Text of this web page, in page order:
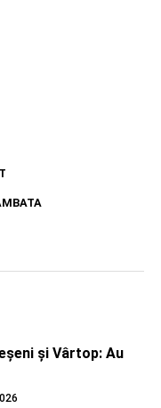
și Vârtop: Au